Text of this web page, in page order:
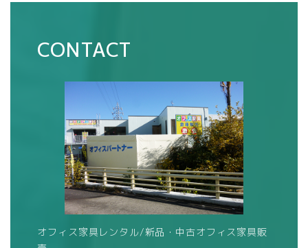
CONTACT
オフィス家具レンタル/新品・中古オフィス家具販